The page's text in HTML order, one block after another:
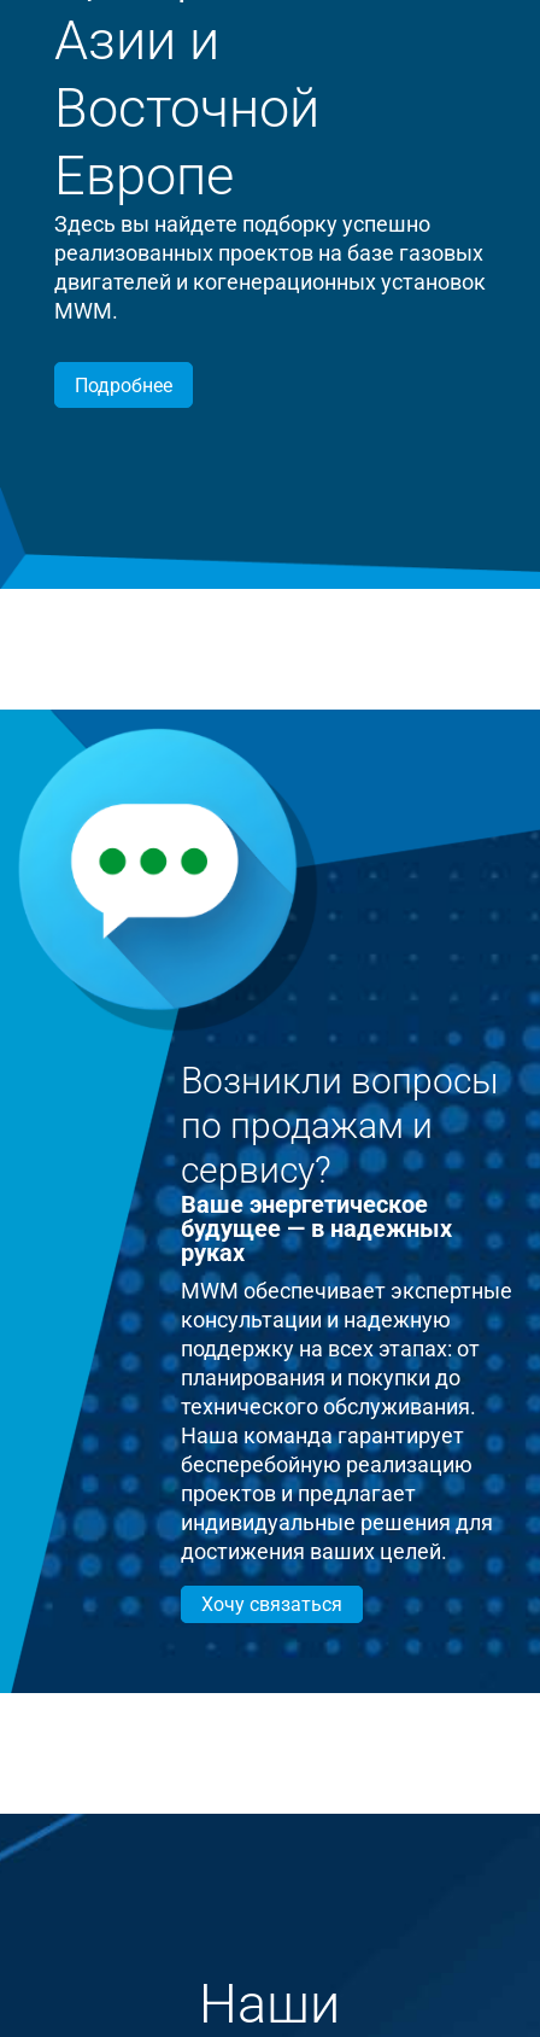
Азии и
Восточной
Европе
Здесь вы найдете подборку успешно
реализованных проектов на базе газовых
двигателей и когенерационных установок
MWM.
Подробнее
Возникли вопросы
по продажам и
сервису?
Ваше энергетическое
будущее — в надежных
руках
MWM обеспечивает экспертные
консультации и надежную
поддержку на всех этапах: от
планирования и покупки до
технического обслуживания.
Наша команда гарантирует
бесперебойную реализацию
проектов и предлагает
индивидуальные решения для
достижения ваших целей.
Хочу связаться
Наши